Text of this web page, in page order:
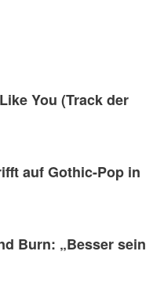
You (Track der
auf Gothic-Pop in
Burn: „Besser sein